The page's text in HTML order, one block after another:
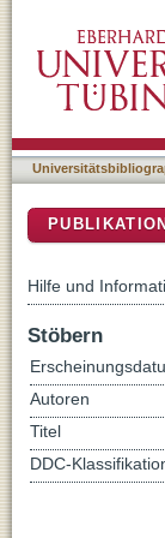
Hilfe und
Stöbern
Autoren
Titel
DDC-